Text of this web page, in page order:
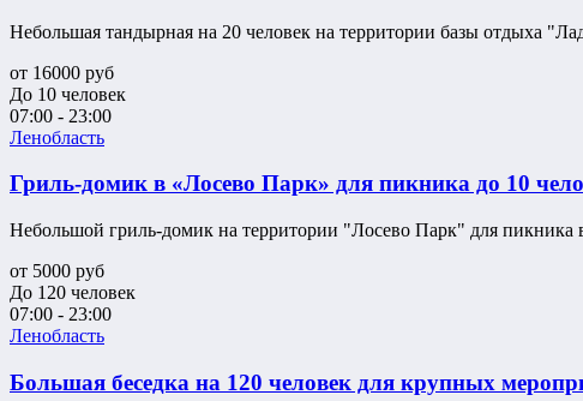
Небольшая тандырная на 20 человек на территории базы отдыха
от 16000 руб
До 10 человек
07:00 - 23:00
Ленобласть
Гриль-домик в «Лосево Парк» для пикника до 10
Небольшой гриль-домик на территории "Лосево Парк" для пикника
от 5000 руб
До 120 человек
07:00 - 23:00
Ленобласть
Большая беседка на 120 человек для крупных